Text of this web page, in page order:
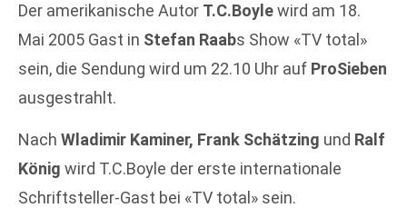
Der amerikanische Autor T.C.Boylewird am 18.
Mai 2005 Gast in Stefan Raabs Show «TV total»
sein, die Sendung wird um 22.10 Uhr auf ProSieben
ausgestrahlt.
Nach Wladimir Kaminer, Frank Schätzing und Ralf
König wird T.C.Boyle der erste internationale
Schriftsteller-Gast bei «TV total» sein.